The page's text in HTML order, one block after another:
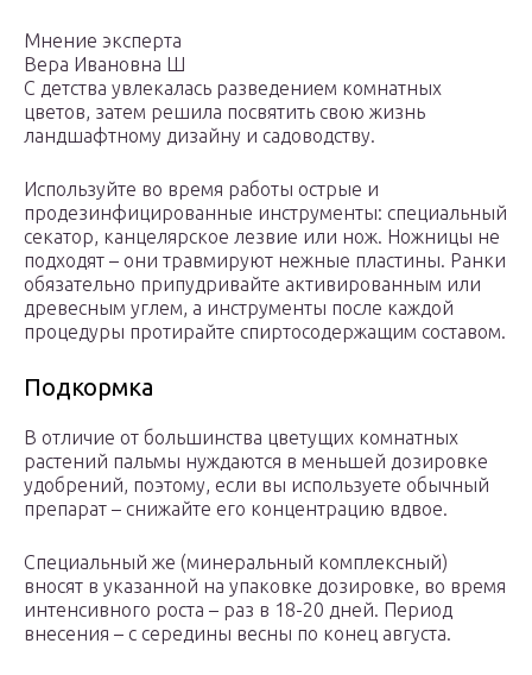
Мнение эксперта
Вера Ивановна Ш
С детства увлекалась разведением комнатных
цветов, затем решила посвятить свою жизнь
ландшафтному дизайну и садоводству.
Используйте во время работы острые и
продезинфицированные инструменты: специальный
секатор, канцелярское лезвие или нож. Ножницы не
подходят – они травмируют нежные пластины. Ранки
обязательно припудривайте активированным или
древесным углем, а инструменты после каждой
процедуры протирайте спиртосодержащим составом.
Подкормка
В отличие от большинства цветущих комнатных
растений пальмы нуждаются в меньшей дозировке
удобрений, поэтому, если вы используете обычный
препарат – снижайте его концентрацию вдвое.
Специальный же (минеральный комплексный)
вносят в указанной на упаковке дозировке, во время
интенсивного роста – раз в 18-20 дней. Период
внесения – с середины весны по конец августа.